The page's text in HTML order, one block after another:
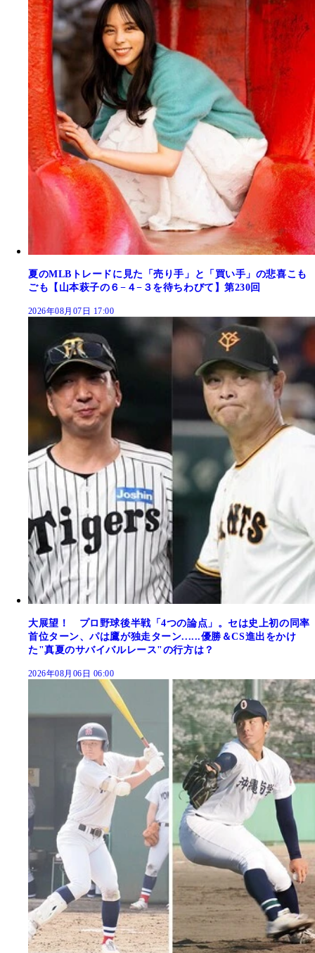
夏のMLBトレードに見た「売り手」と「買い手」の悲喜こも
ごも【山本萩子の６−４−３を待ちわびて】第230回
2026年08月07日 17:00
大展望！ プロ野球後半戦「4つの論点」。セは史上初の同率
首位ターン、パは鷹が独走ターン......優勝＆CS進出をかけ
た"真夏のサバイバルレース"の行方は？
2026年08月06日 06:00